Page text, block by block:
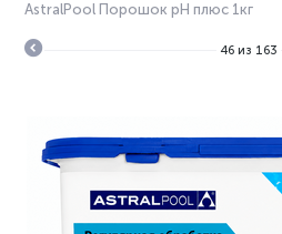
AstralPool Порошок pH плюс 1кг
46 из 163